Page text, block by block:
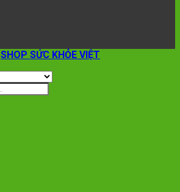
SHOP SỨC KHỎE VIỆT